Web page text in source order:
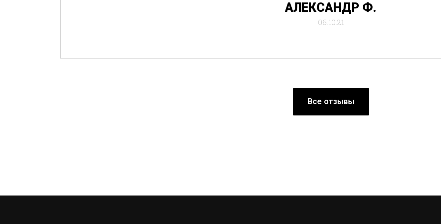
АЛЕКСАНДР Ф.
06.10.21
Все отзывы